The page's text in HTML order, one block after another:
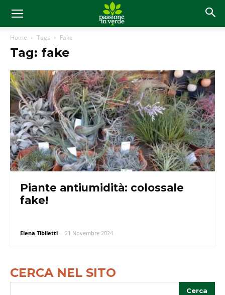
Home Tags Fake
Tag: fake
Piante antiumidità: colossale
fake!
Elena Tibiletti - 21 Novembre 2024
CERCA NEL SITO